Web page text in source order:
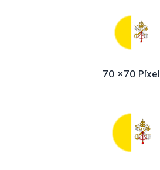
70 x70 Píxel